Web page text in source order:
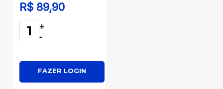
R$ 89,90
+
-
FAZER LOGIN